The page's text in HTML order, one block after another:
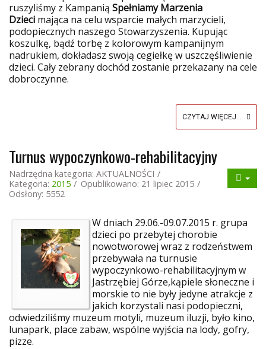
ruszyliśmy z Kampanią Spełniamy Marzenia
Dzieci mająca na celu wsparcie małych marzycieli,
podopiecznych naszego Stowarzyszenia. Kupując
koszulkę, bądź torbę z kolorowym kampanijnym
nadrukiem, dokładasz swoją cegiełkę w uszczęśliwienie
dzieci. Cały zebrany dochód zostanie przekazany na cele
dobroczynne.
CZYTAJ WIĘCEJ...
Turnus wypoczynkowo-rehabilitacyjny
Nadrzędna kategoria: AKTUALNOŚCI
Kategoria: 2015
Opublikowano: 21 lipiec 2015
Odsłony: 5552
W dniach 29.06.-09.07.2015 r. grupa
dzieci po przebytej chorobie
nowotworowej wraz z rodzeństwem
przebywała na turnusie
wypoczynkowo-rehabilitacyjnym w
Jastrzębiej Górze,kąpiele słoneczne i
morskie to nie były jedyne atrakcje z
jakich korzystali nasi podopieczni,
odwiedziliśmy muzeum motyli, muzeum iluzji, było kino,
lunapark, place zabaw, wspólne wyjścia na lody, gofry,
pizze.